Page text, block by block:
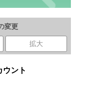
変更
拡大
ウント